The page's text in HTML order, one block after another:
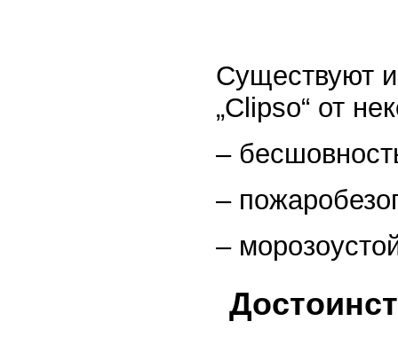
Существуют
„Clipso“ от
–
–
–